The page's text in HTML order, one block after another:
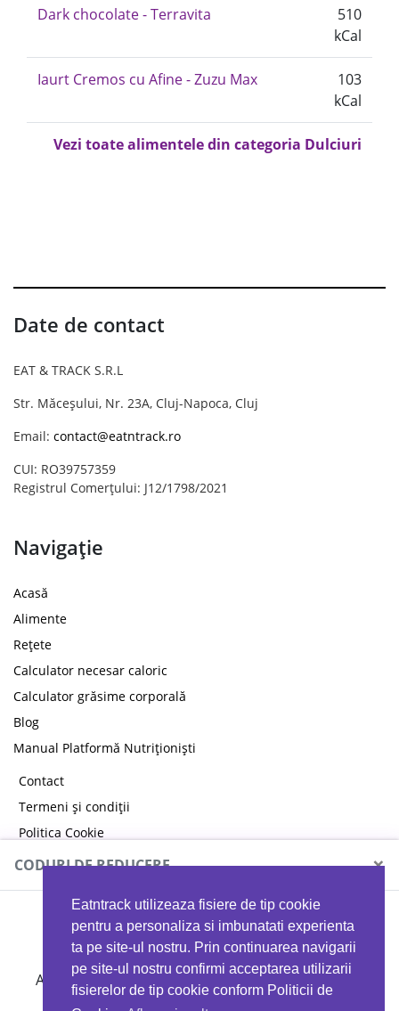
Eatntrack utilizeaza fisiere de tip cookie
pentru a personaliza si imbunatati experienta
ta pe site-ul nostru. Prin continuarea navigarii
pe site-ul nostru confirmi acceptarea utilizarii
fisierelor de tip cookie conform Politicii de
Dark chocolate - Terravita
510
kCal
Iaurt Cremos cu Afine - Zuzu Max
103
kCal
Vezi toate alimentele din categoria Dulciuri
Date de contact
EAT & TRACK S.R.L
Str. Măceșului, Nr. 23A, Cluj-Napoca, Cluj
Email: contact@eatntrack.ro
CUI: RO39757359
Registrul Comerțului: J12/1798/2021
Navigație
Acasă
Alimente
Rețete
Calculator necesar caloric
Calculator grăsime corporală
Blog
Manual Platformă Nutriționiști
Contact
Termeni și condiții
Politica Cookie
Politica de confidențialitate
CODURI DE REDUCERE ×
MYPROTEIN
Ai 40%reducere la orice comandă folosind codul
EATTRACK